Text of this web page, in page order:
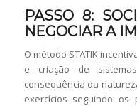
PASSO 8:
NEGOCIAR A
O método STATIK
e criação de
consequência da
exercícios seguindo os